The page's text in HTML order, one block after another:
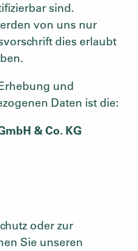
sind.
von uns nur
dies erlaubt
und
Daten ist die:
& Co. KG
oder zur
Sie unseren